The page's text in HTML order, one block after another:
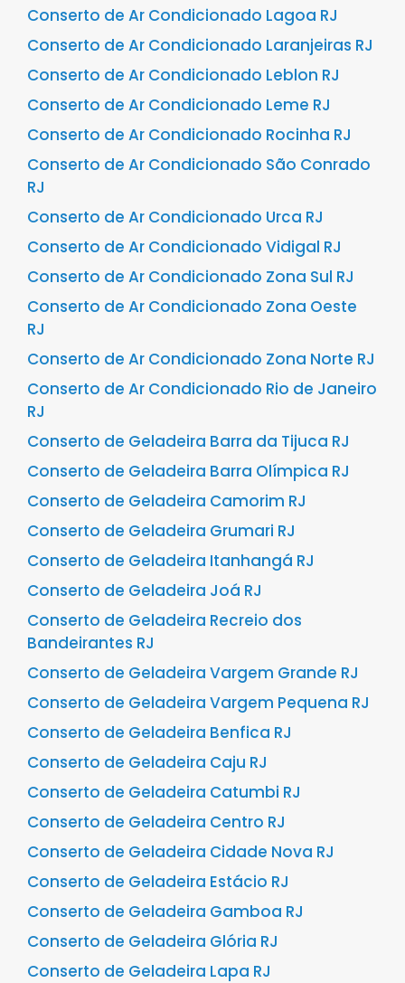
Conserto de Ar Condicionado Lagoa RJ
Conserto de Ar Condicionado Laranjeiras RJ
Conserto de Ar Condicionado Leblon RJ
Conserto de Ar Condicionado Leme RJ
Conserto de Ar Condicionado Rocinha RJ
Conserto de Ar Condicionado São Conrado
RJ
Conserto de Ar Condicionado Urca RJ
Conserto de Ar Condicionado Vidigal RJ
Conserto de Ar Condicionado Zona Sul RJ
Conserto de Ar Condicionado Zona Oeste
RJ
Conserto de Ar Condicionado Zona Norte RJ
Conserto de Ar Condicionado Rio de Janeiro
RJ
Conserto de Geladeira Barra da Tijuca RJ
Conserto de Geladeira Barra Olímpica RJ
Conserto de Geladeira Camorim RJ
Conserto de Geladeira Grumari RJ
Conserto de Geladeira Itanhangá RJ
Conserto de Geladeira Joá RJ
Conserto de Geladeira Recreio dos
Bandeirantes RJ
Conserto de Geladeira Vargem Grande RJ
Conserto de Geladeira Vargem Pequena RJ
Conserto de Geladeira Benfica RJ
Conserto de Geladeira Caju RJ
Conserto de Geladeira Catumbi RJ
Conserto de Geladeira Centro RJ
Conserto de Geladeira Cidade Nova RJ
Conserto de Geladeira Estácio RJ
Conserto de Geladeira Gamboa RJ
Conserto de Geladeira Glória RJ
Conserto de Geladeira Lapa RJ